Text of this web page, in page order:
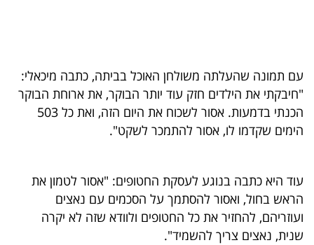
הכלכלי
פודקאסט
UNDER
40
עם תמונה שהעלתה משולחן האוכל בביתה, כתבה מיכאלי:
"חיבקתי את הילדים חזק עוד יותר הבוקר, את ארוחת הבוקר
הכנתי בדמעות. אסור לשכוח את היום הזה, ואת כל 503
הימים שקדמו לו, אסור להתמכר לשקט".
עוד היא כתבה בנוגע לעסקת החטופים: "אסור לטמון את
הראש בחול, ואסור להסתמך על הסכמים עם נאצים
ועוזריהם, להחזיר את כל החטופים ולוודא שזה לא יקרה
שנית, נאצים צריך להשמיד".